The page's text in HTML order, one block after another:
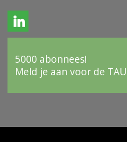
5000 abonnees!
Meld je aan voor de